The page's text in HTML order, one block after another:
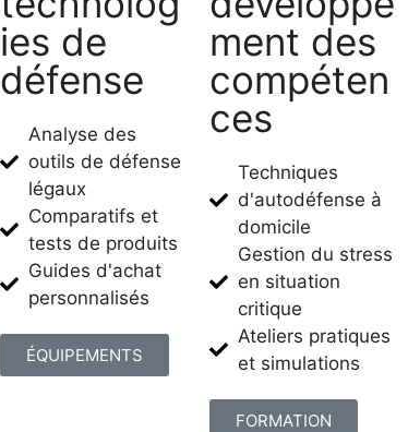
ies de
défense
Analyse des
outils de défense
légaux
Comparatifs et
tests de produits
Guides d'achat
personnalisés
ÉQUIPEMENTS
ment des
compéten
ces
Techniques
d'autodéfense à
domicile
Gestion du stress
en situation
critique
Ateliers pratiques
et simulations
FORMATION